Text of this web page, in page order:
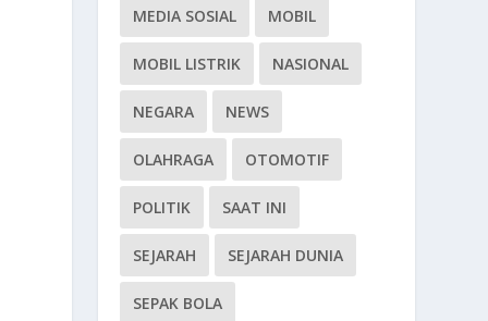
MEDIA SOSIAL MOBIL
MOBIL LISTRIK NASIONAL
NEGARA NEWS
OLAHRAGA OTOMOTIF
POLITIK SAAT INI
SEJARAH SEJARAH DUNIA
SEPAK BOLA